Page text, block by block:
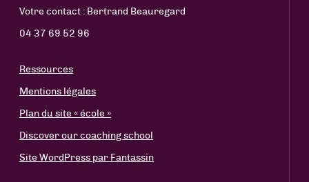
Votre contact : Bertrand Beauregard
04 37 69 52 96
Ressources
Mentions légales
Plan du site « école »
Discover our coaching school
Site WordPress par Fantassin